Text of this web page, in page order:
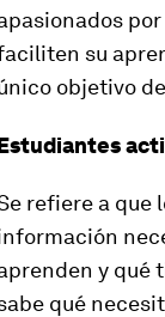
su
objetivo
refiere a que
y qué
qué